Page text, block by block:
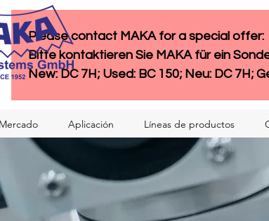
Mercado Aplicación Líneas de productos
Please contact MAKA for a special offer:
Bitte kontaktieren Sie MAKA für ein
New: DC 7H; Used: BC 150; Neu: DC 7H;